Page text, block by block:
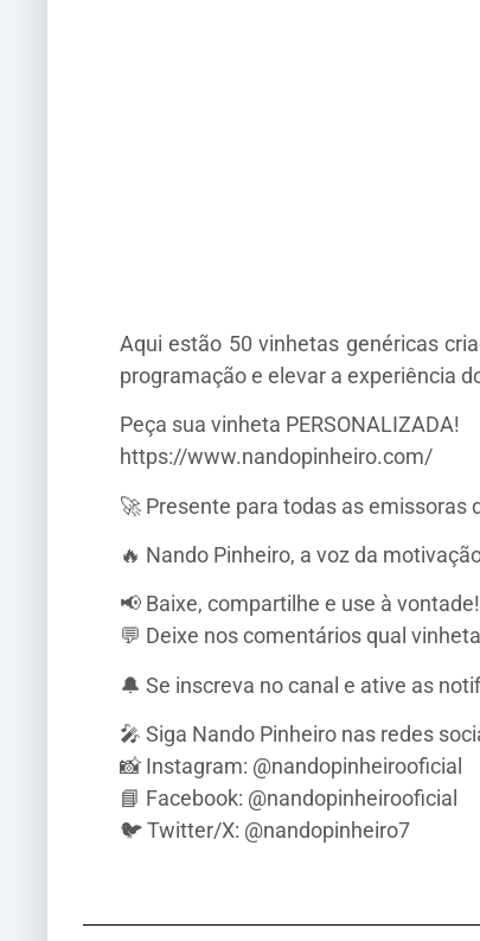
Aqui estão 50 vinhetas genéricas
programação e elevar a experiência
Peça sua vinheta PERSONALIZADA!
https://www.nandopinheiro.com/
🚀 Presente para todas as emissoras
🔥 Nando Pinheiro, a voz da
📢 Baixe, compartilhe e use à vontade!
💬 Deixe nos comentários qual
🔔 Se inscreva no canal e ative as
🎤 Siga Nando Pinheiro nas redes
📸 Instagram: @nandopinheirooficial
📘 Facebook: @nandopinheirooficial
🐦 Twitter/X: @nandopinheiro7